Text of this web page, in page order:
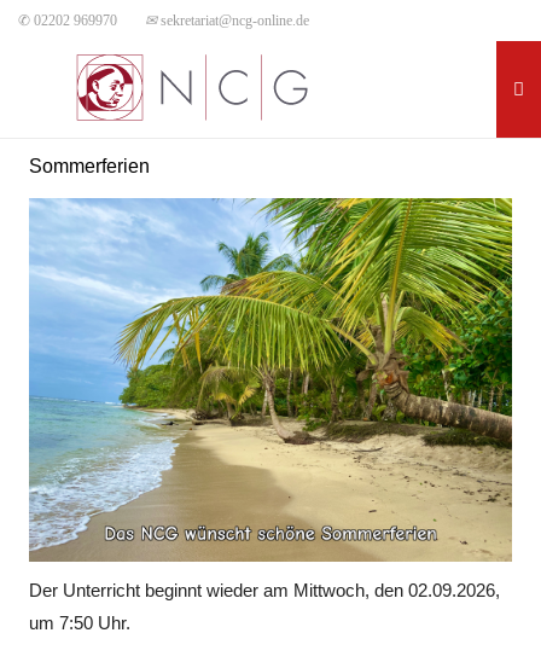
✆ 02202 969970 ✉sekretariat@ncg-online.de
Sommerferien
Der Unterricht beginnt wieder am Mittwoch, den 02.09.2026,
um 7:50 Uhr.